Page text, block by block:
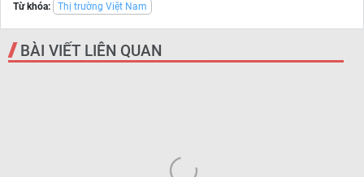
Từ khóa: Thị trường Việt Nam
BÀI VIẾT LIÊN QUAN